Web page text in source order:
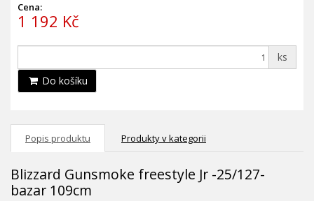
Cena:
1 192 Kč
ks
Do košíku
Popis produktu Produkty v kategorii
Blizzard Gunsmoke freestyle Jr -25/127-
bazar 109cm